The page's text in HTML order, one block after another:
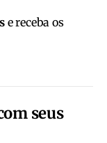
e receba os
seus